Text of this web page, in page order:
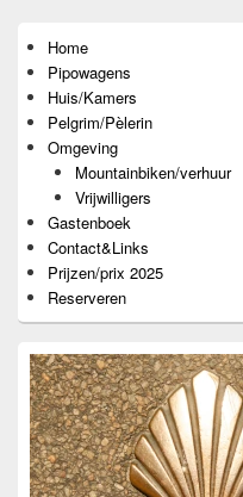
zijbalk
widget
gebied
Home
Pipowagens
Huis/Kamers
Pelgrim/Pèlerin
Omgeving
Mountainbiken/verhuur
Vrijwilligers
Gastenboek
Contact&Links
Prijzen/prix 2025
Reserveren